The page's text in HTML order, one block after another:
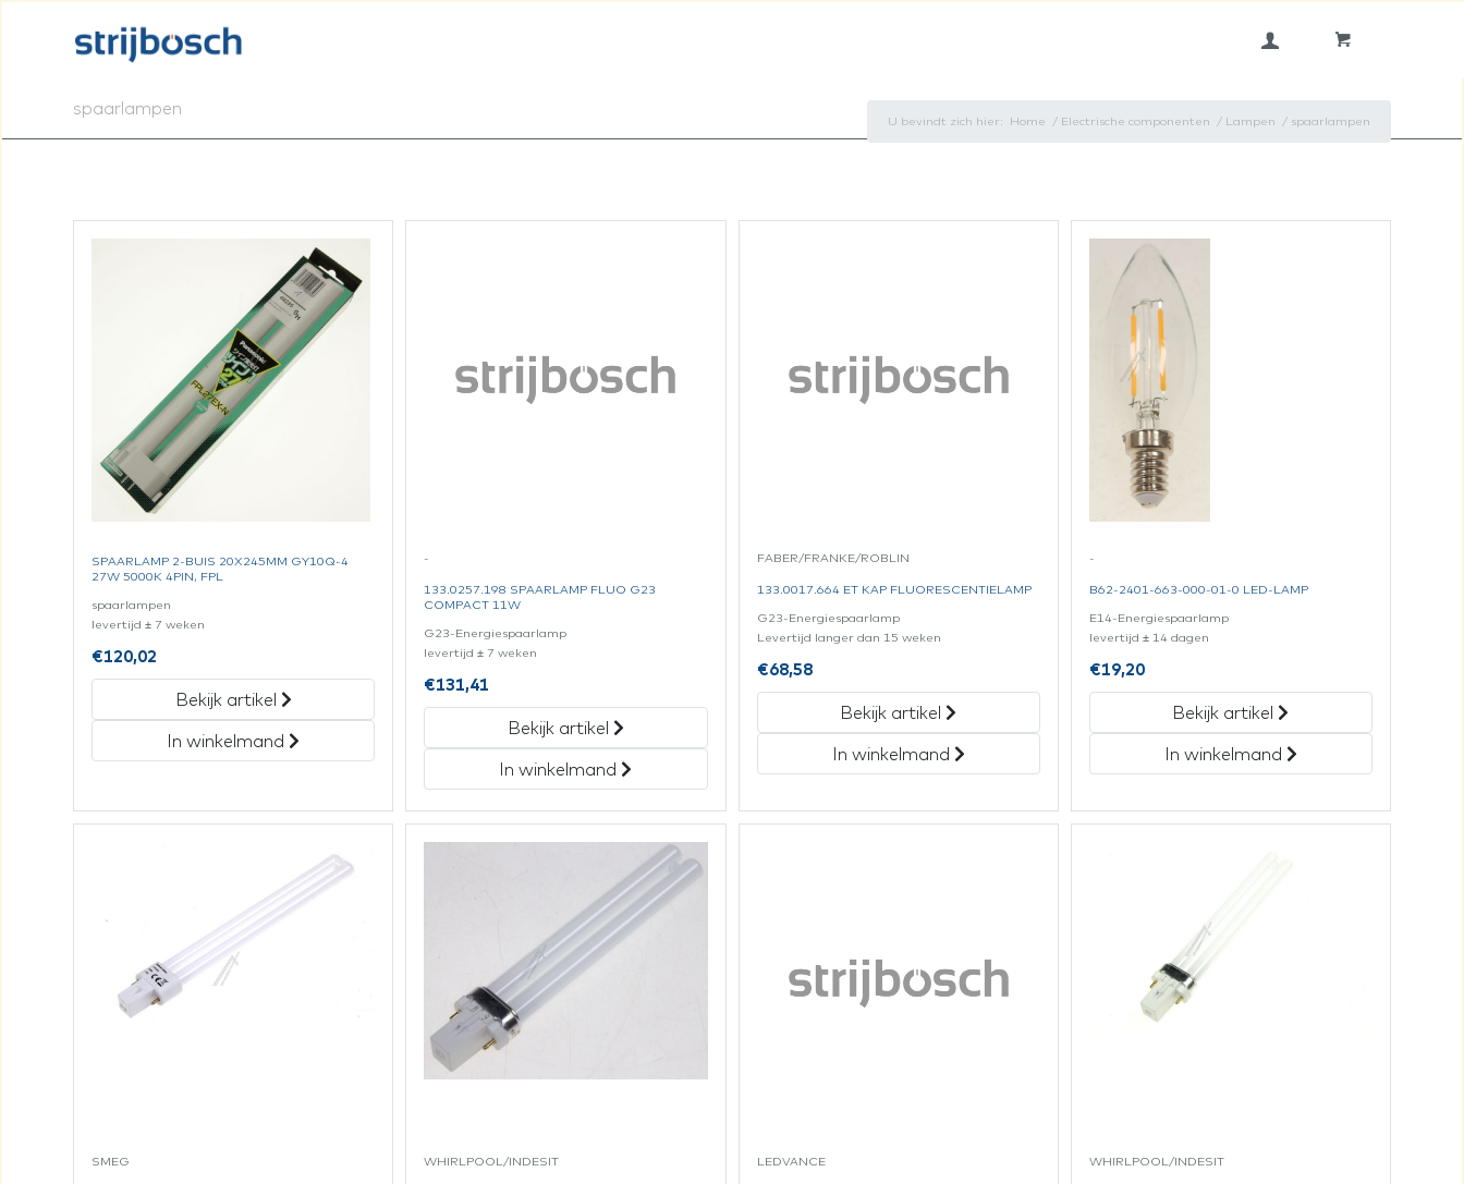
spaarlampen
U bevindt zich hier: Home / Electrische componenten / Lampen / spaarlampen
SPAARLAMP 2-BUIS 20X245MM GY10Q-4
27W 5000K 4PIN, FPL
spaarlampen
levertijd ± 7 weken
€120,02
Bekijk artikel
In winkelmand
-
133.0257.198 SPAARLAMP FLUO G23
COMPACT 11W
G23-Energiespaarlamp
levertijd ± 7 weken
€131,41
Bekijk artikel
In winkelmand
FABER/FRANKE/ROBLIN
133.0017.664 ET KAP FLUORESCENTIELAMP
G23-Energiespaarlamp
Levertijd langer dan 15 weken
€68,58
Bekijk artikel
In winkelmand
-
B62-2401-663-000-01-0 LED-LAMP
E14-Energiespaarlamp
levertijd ± 14 dagen
€19,20
Bekijk artikel
In winkelmand
SMEG WHIRLPOOL/INDESIT LEDVANCE WHIRLPOOL/INDESIT